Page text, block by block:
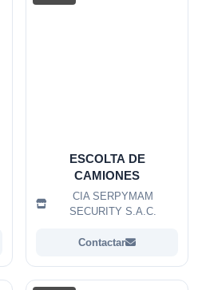
ESCOLTA DE
CAMIONES
CIA SERPYMAM
SECURITY S.A.C.
Contactar